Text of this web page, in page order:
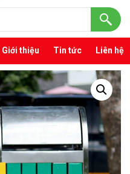
Giới thiệu Tin tức Liên hệ